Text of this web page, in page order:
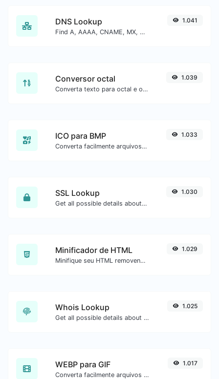
DNS Lookup
Find A, AAAA, CNAME, MX, NS, TXT, SOA DNS records of a host.
1.041
Conversor octal
Converta texto para octal e o contrário para qualquer entrada de string.
1.039
ICO para BMP
Converta facilmente arquivos de imagem ICO para BMP.
1.033
SSL Lookup
Get all possible details about an SSL certificate.
1.030
Minificador de HTML
Minifique seu HTML removendo todos os caracteres desnecessários.
1.029
Whois Lookup
Get all possible details about a domain name.
1.025
WEBP para GIF
Converta facilmente arquivos de imagem WEBP para GIF.
1.017